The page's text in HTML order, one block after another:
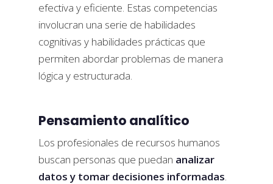
efectiva y eficiente. Estas competencias
involucran una serie de habilidades
cognitivas y habilidades prácticas que
permiten abordar problemas de manera
lógica y estructurada.
Pensamiento analítico
Los profesionales de recursos humanos
buscan personas que puedan analizar
datos y tomar decisiones informadas.